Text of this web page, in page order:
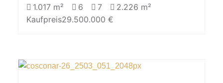
1.017 m²
6 7
2.226 m²
Kaufpreis29.500.000 €